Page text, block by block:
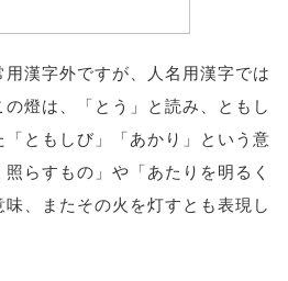
漢字外ですが、人名用漢字では
燈は、「とう」と読み、ともし
ともしび」「あかり」という意
らすもの」や「あたりを明るく
、またその火を灯すとも表現し